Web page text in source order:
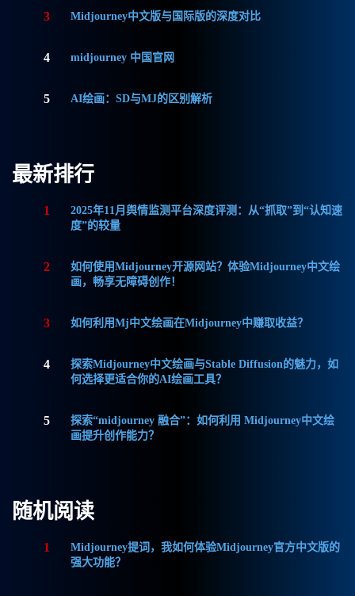
3 Midjourney中文版与国际版的深度对比
4 midjourney 中国官网
5 AI绘画：SD与MJ的区别解析
最新排行
1
2025年11月舆情监测平台深度评测：从“抓取”到“认知速
度”的较量
2
如何使用Midjourney开源网站？体验Midjourney中文绘
画，畅享无障碍创作！
3 如何利用Mj中文绘画在Midjourney中赚取收益？
4
探索Midjourney中文绘画与Stable Diffusion的魅力，如
何选择更适合你的AI绘画工具？
5
探索“midjourney 融合”：如何利用 Midjourney中文绘
画提升创作能力？
随机阅读
1
Midjourney提词，我如何体验Midjourney官方中文版的
强大功能？